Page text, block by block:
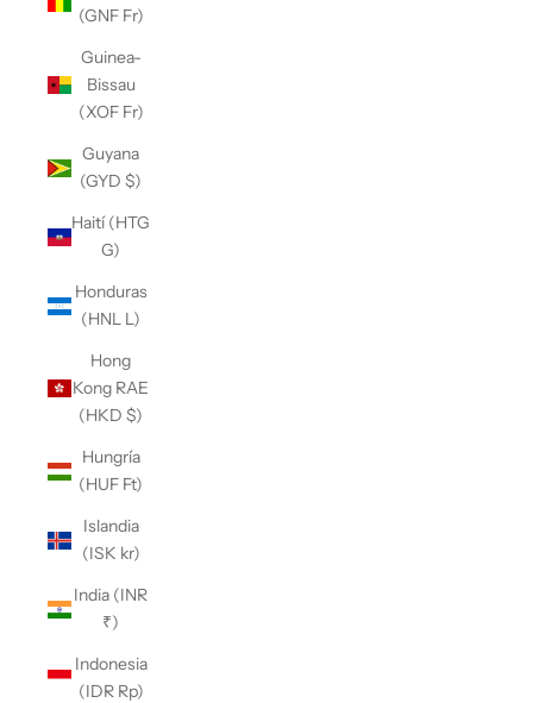
(GNF Fr)
Guinea-
Bissau
(XOF Fr)
Guyana
(GYD $)
Haití (HTG
G)
Honduras
(HNL L)
Hong
Kong RAE
(HKD $)
Hungría
(HUF Ft)
Islandia
(ISK kr)
India (INR
₹)
Indonesia
(IDR Rp)